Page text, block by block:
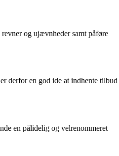
og ujævnheder samt påføre
derfor en god ide at indhente tilbud
en pålidelig og velrenommeret